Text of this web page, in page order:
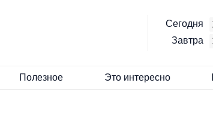
Сегодня
Завтра
Полезное Это интересно